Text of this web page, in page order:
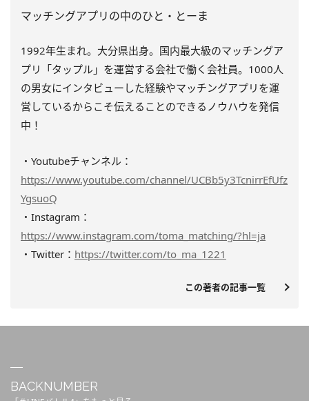
マッチングアプリの中のひと・とーま
1992年生まれ。大分県出身。国内最大級のマッチングア
プリ「タップル」を運営する会社で働く会社員。1000人
の男女にインタビューした経験やマッチングアプリを運
営しているからこそ伝えることのできるノウハウを発信
中！
・Youtubeチャンネル：
https://www.youtube.com/channel/UCBb5y3TcnirrEfUfz
YgsuoQ
・Instagram：
https://www.instagram.com/toma_matching/?hl=ja
・Twitter： https://twitter.com/to_ma_1221
この著者の記事一覧
BACKNUMBER